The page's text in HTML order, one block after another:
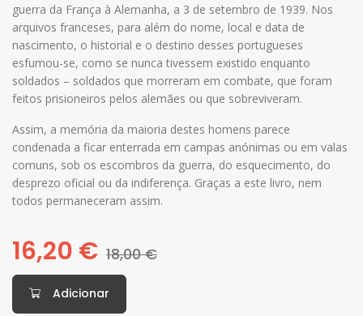
guerra da França à Alemanha, a 3 de setembro de 1939. Nos
arquivos franceses, para além do nome, local e data de
nascimento, o historial e o destino desses portugueses
esfumou-se, como se nunca tivessem existido enquanto
soldados – soldados que morreram em combate, que foram
feitos prisioneiros pelos alemães ou que sobreviveram.
Assim, a memória da maioria destes homens parece
condenada a ficar enterrada em campas anónimas ou em valas
comuns, sob os escombros da guerra, do esquecimento, do
desprezo oficial ou da indiferença. Graças a este livro, nem
todos permaneceram assim.
16,20 € 18,00 €
Adicionar